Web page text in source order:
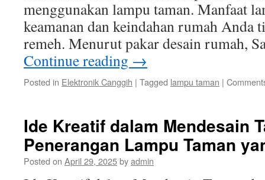
menggunakan lampu taman. Manfaat
keamanan dan keindahan rumah Anda
remeh. Menurut pakar desain rumah,
Continue reading →
Posted in Elektronik Canggih | Tagged lampu taman |
Ide Kreatif dalam Mendesain
Penerangan Lampu Taman
Posted on April 29, 2025byadmin